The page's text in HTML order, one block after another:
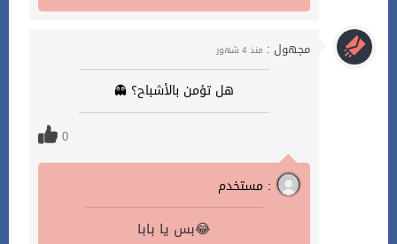
مجهول : منذ 4 شهور
هل تؤمن بالأشباح؟ 👻
0
مستخدم :
بس يا بابا😂